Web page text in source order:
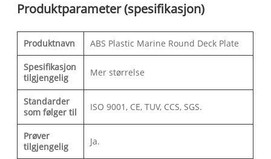
Produktparameter (spesifikasjon)
Produktnavn ABS Plastic Marine Round Deck Plate
Spesifikasjon
tilgjengelig
Mer størrelse
Standarder
som følger til
ISO 9001, CE, TUV, CCS, SGS.
Prøver
tilgjengelig
Ja.